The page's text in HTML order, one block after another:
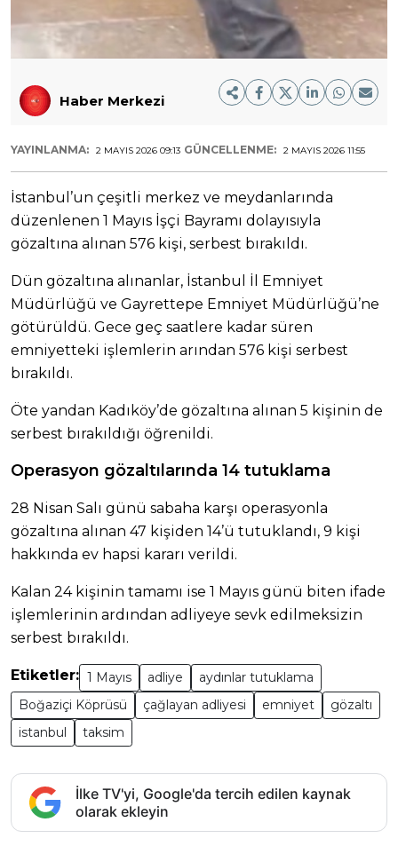
Haber Merkezi
YAYINLANMA: 2 MAYIS 2026 09:13 GÜNCELLENME: 2 MAYIS 2026 11:55
İstanbul’un çeşitli merkez ve meydanlarında
düzenlenen 1 Mayıs İşçi Bayramı dolayısıyla
gözaltına alınan 576 kişi, serbest bırakıldı.
Dün gözaltına alınanlar, İstanbul İl Emniyet
Müdürlüğü ve Gayrettepe Emniyet Müdürlüğü’ne
götürüldü. Gece geç saatlere kadar süren
emniyetteki işlemlerin arından 576 kişi serbest
bırakıldı.
Öte yandan Kadıköy’de gözaltına alınan 5 kişinin de
serbest bırakıldığı öğrenildi.
Operasyon gözaltılarında 14 tutuklama
28 Nisan Salı günü sabaha karşı operasyonla
gözaltına alınan 47 kişiden 14’ü tutuklandı, 9 kişi
hakkında ev hapsi kararı verildi.
Kalan 24 kişinin tamamı ise 1 Mayıs günü biten ifade
işlemlerinin ardından adliyeye sevk edilmeksizin
serbest bırakıldı.
Etiketler: 1 Mayıs adliye
aydınlar tutuklama
Boğaziçi Köprüsü
çağlayan adliyesi emniyet
gözaltı
istanbul
taksim
İlke TV'yi, Google'da tercih edilen kaynak
olarak ekleyin